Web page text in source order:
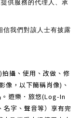
供服務的代理人、承
信我們對該人士有披露
攝、使用、改做、修
像，以下簡稱肖像)、
遊樂．旅悠(Log-In
字、聲音等）享有完